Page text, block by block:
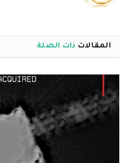
المقالات ذات الصلة